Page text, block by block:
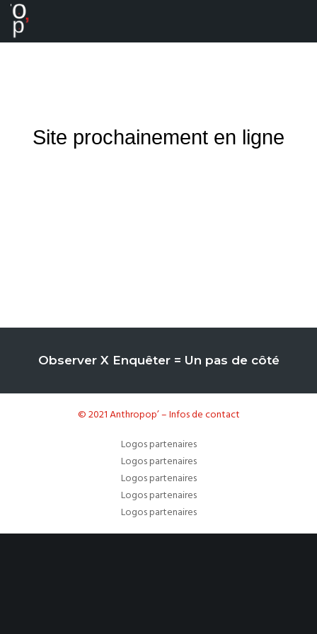
Site prochainement en ligne
Observer X Enquêter = Un pas de côté
© 2021 Anthropop’ – Infos de contact
Logos partenaires
Logos partenaires
Logos partenaires
Logos partenaires
Logos partenaires